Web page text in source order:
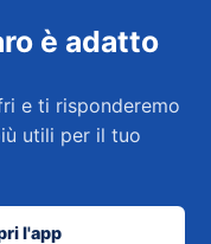
è adatto
e ti risponderemo
utili per il tuo
l'app